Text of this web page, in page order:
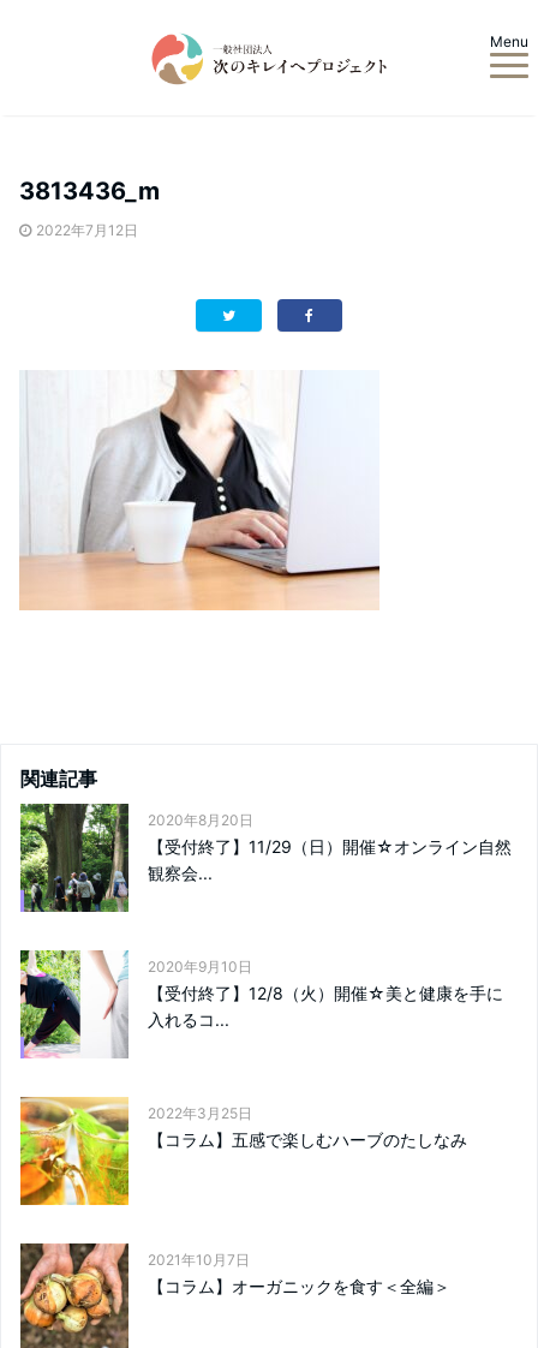
Menu
3813436_m
2022年7月12日
関連記事
2020年8月20日
【受付終了】11/29（日）開催☆オンライン自然
観察会...
2020年9月10日
【受付終了】12/8（火）開催☆美と健康を手に
入れるコ...
2022年3月25日
【コラム】五感で楽しむハーブのたしなみ
2021年10月7日
【コラム】オーガニックを食す＜全編＞